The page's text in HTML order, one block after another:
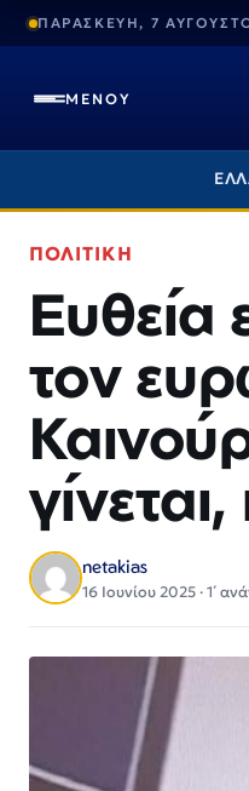
ΠΑΡΑΣΚΕΥΗ, 7
ΜΕΝΟΥ
ΠΟΛΙΤΙΚΗ
Ευθεία
τον
netakias
16 Ιουνίου 2025 · 1΄